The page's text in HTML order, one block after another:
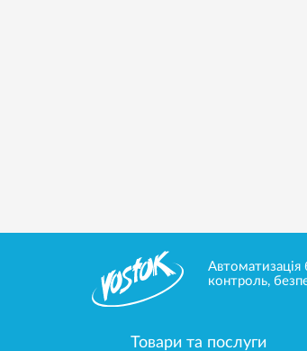
Автоматизація
контроль,
Товари та послуги